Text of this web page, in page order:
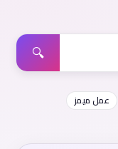
🔍
عمل ميمز